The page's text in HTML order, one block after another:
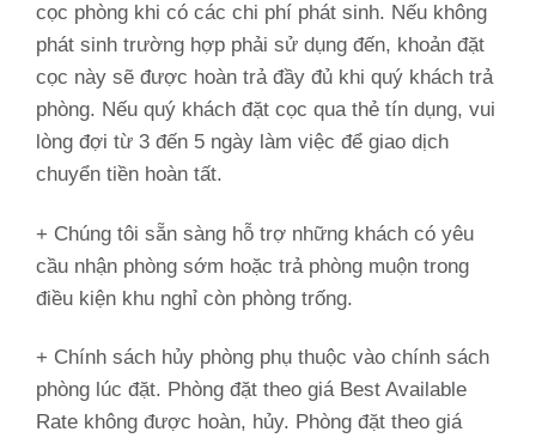
cọc phòng khi có các chi phí phát sinh. Nếu không
phát sinh trường hợp phải sử dụng đến, khoản đặt
cọc này sẽ được hoàn trả đầy đủ khi quý khách trả
phòng. Nếu quý khách đặt cọc qua thẻ tín dụng, vui
lòng đợi từ 3 đến 5 ngày làm việc để giao dịch
chuyển tiền hoàn tất.
+ Chúng tôi sẵn sàng hỗ trợ những khách có yêu
cầu nhận phòng sớm hoặc trả phòng muộn trong
điều kiện khu nghỉ còn phòng trống.
+ Chính sách hủy phòng phụ thuộc vào chính sách
phòng lúc đặt. Phòng đặt theo giá Best Available
Rate không được hoàn, hủy. Phòng đặt theo giá